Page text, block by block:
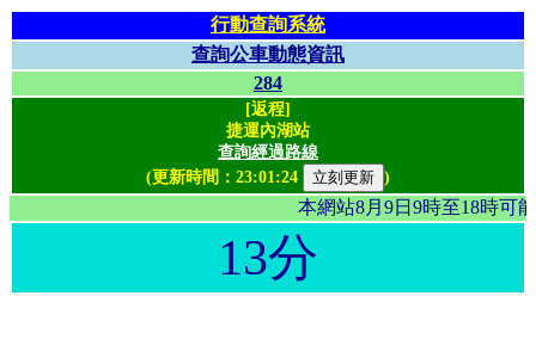
行動查詢系統
查詢公車動態資訊
284
[返程]
捷運內湖站
查詢經過路線
(更新時間： 23:01:24 )
本網站8月9日9時至18
13分